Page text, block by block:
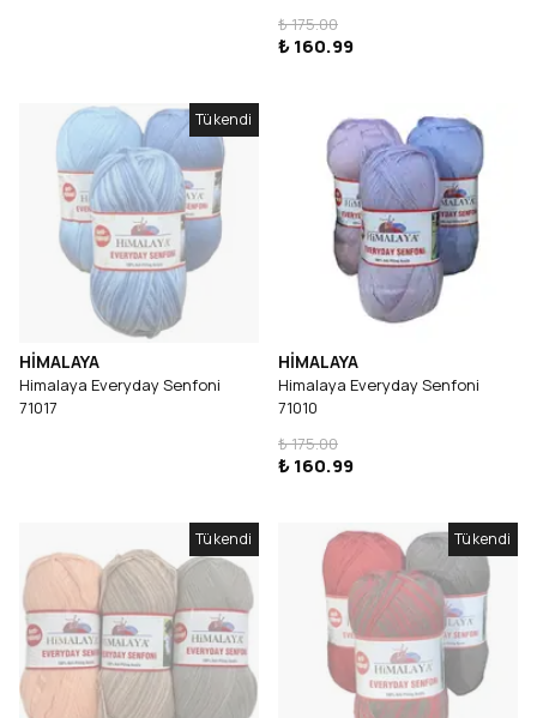
₺ 175.00
₺ 160.99
Tükendi
HİMALAYA
Himalaya Everyday Senfoni
71017
HİMALAYA
Himalaya Everyday Senfoni
71010
₺ 175.00
₺ 160.99
Tükendi Tükendi